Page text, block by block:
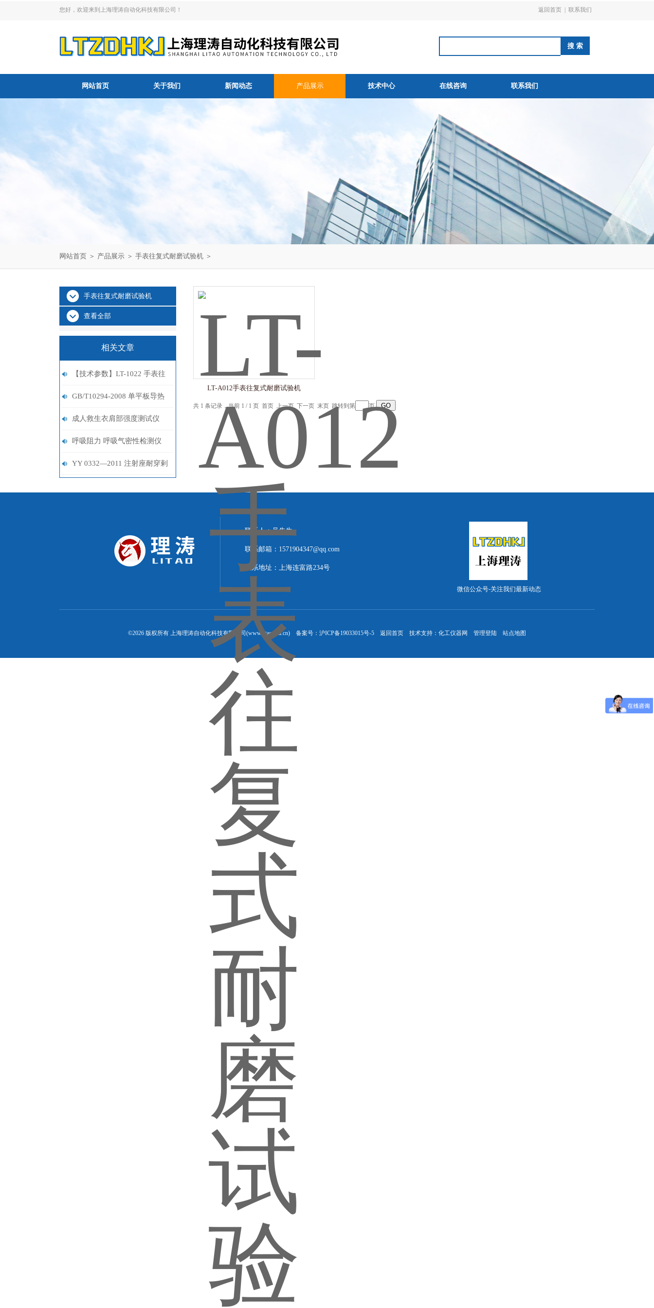
您好，欢迎来到上海理涛自动化科技有限公司！ 返回首页 联系我们
网站首页 关于我们 新闻动态 产品展示 技术中心 在线咨询 联系我们
网站首页 ＞ 产品展示 ＞ 手表往复式耐磨试验机 ＞
手表往复式耐磨试验机
查看全部
相关文章
【技术参数】LT-1022 手表往
复式耐磨试验机 上海理涛自
动化
GB/T10294-2008 单平板导热
系数测定仪 产品介绍
成人救生衣肩部强度测试仪
GB4303-2008 产品特性
呼吸阻力 呼吸气密性检测仪
YY 0332—2011 注射座耐穿剌
LT-A012手表往复式耐磨试验机
共 1 条记录，当前 1 / 1 页 首页 上一页 下一页 末页 跳转到第 页
联系人：吴先生
联系邮箱：1571904347@qq.com
联系地址：上海连富路234号
微信公众号-关注我们最新动态
©2026 版权所有 上海理涛自动化科技有限公司(www.litaoshai.cn) 备案号： 沪ICP备19033015号-5 返回首页 技术支持： 化工仪器网 管理登陆 站点地图